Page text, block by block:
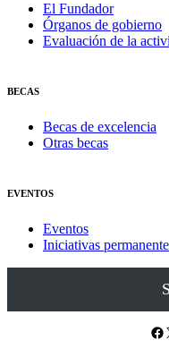
El Fundador
Órganos de gobierno
Evaluación de la
BECAS
Becas de excelencia
Otras becas
EVENTOS
Eventos
Iniciativas
Facebook